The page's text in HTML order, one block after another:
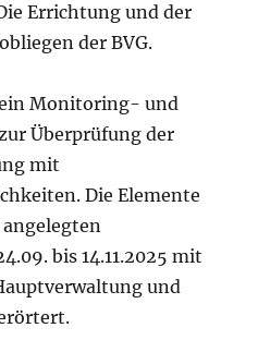
Errichtung und der
der BVG.
Monitoring- und
Überprüfung der
mit
Die Elemente
bis 14.11.2025 mit
und